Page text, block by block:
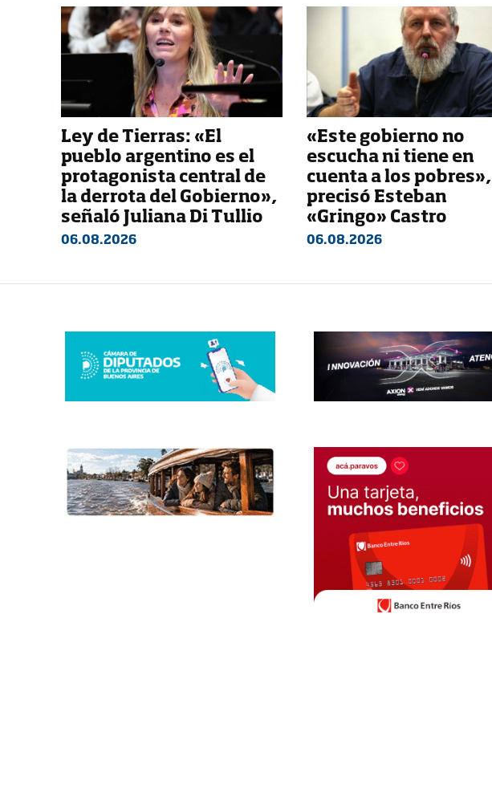
Ley de Tierras: «El
pueblo argentino es el
protagonista central de
la derrota del Gobierno»,
señaló Juliana Di Tullio
06.08.2026
«Este gobierno no
escucha ni tiene en
cuenta a los pobres»,
precisó Esteban
«Gringo» Castro
06.08.2026